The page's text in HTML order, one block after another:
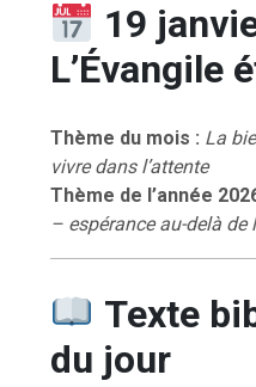
19
L’Évangile
Thème du mois : La
vivre dans l’attente
Thème de l’année
– espérance au-delà de
Texte
du jour